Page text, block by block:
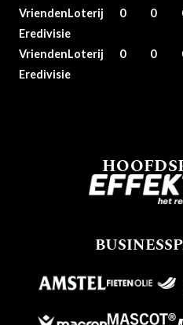
VriendenLoterij
Eredivisie
0 0
VriendenLoterij
Eredivisie
0 0